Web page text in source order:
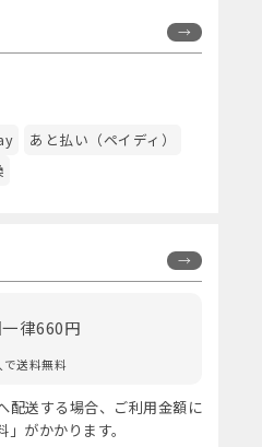
あと払い（ペイディ）
律660円
送料無料
配送する場合、ご利用金額に
がかかります。